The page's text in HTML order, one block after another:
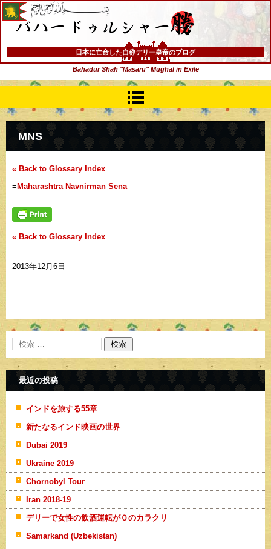
バハードゥルシャー勝(まさる)
日本に亡命した自称デリー皇帝のブログ
Bahadur Shah "Masaru" Mughal in Exile
MNS
« Back to Glossary Index
= Maharashtra Navnirman Sena
« Back to Glossary Index
2013年12月6日
最近の投稿
インドを旅する55章
新たなるインド映画の世界
Dubai 2019
Ukraine 2019
Chornobyl Tour
Iran 2018-19
デリーで女性の飲酒運転が０のカラクリ
Samarkand (Uzbekistan)